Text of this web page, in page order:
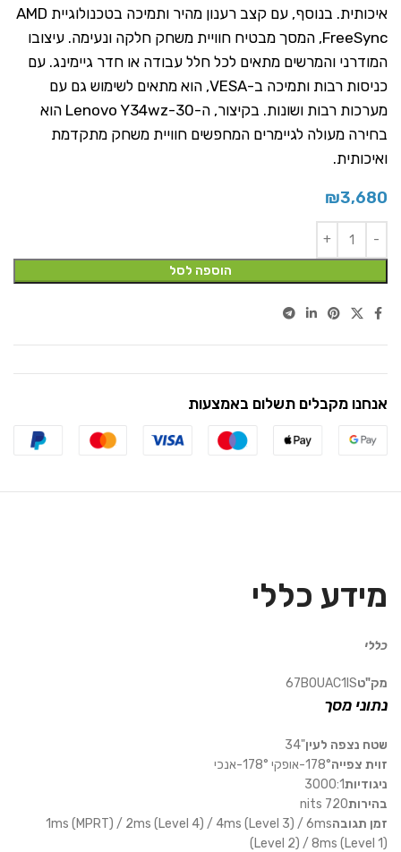
איכותית. בנוסף, עם קצב רענון מהיר ותמיכה בטכנולוגיית AMD
FreeSync, המסך מבטיח חוויית משחק חלקה ונעימה. עיצובו
המודרני והמרשים מתאים לכל חלל עבודה או חדר גיימינג. עם
כניסות רבות ותמיכה ב-VESA, הוא מתאים לשימוש גם עם
מערכות רבות ושונות. בקיצור, ה-Lenovo Y34wz-30 הוא
בחירה מעולה לגיימרים המחפשים חוויית משחק מתקדמת
ואיכותית.
₪3,680
הוספה לסל
אנחנו מקבלים תשלום באמצעות
מידע כללי
כללי
מק"ט67B0UAC1IS
נתוני מסך
שטח נצפה לעין"34
זוית צפייה178°-אופקי 178°-אנכי
ניגודיות3000:1
בהירות720 nits
זמן תגובה1ms (MPRT) / 2ms (Level 4) / 4ms (Level 3) / 6ms
(Level 2) / 8ms (Level 1)